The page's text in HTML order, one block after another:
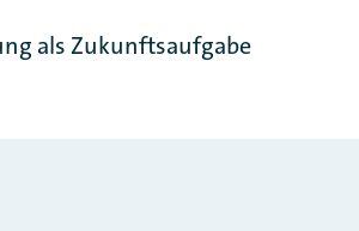
als Zukunftsaufgabe